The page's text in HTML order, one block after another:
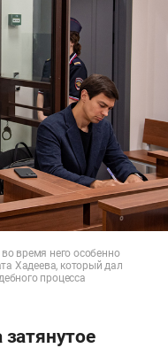
время него особенно
Хадеева, который дал
процесса